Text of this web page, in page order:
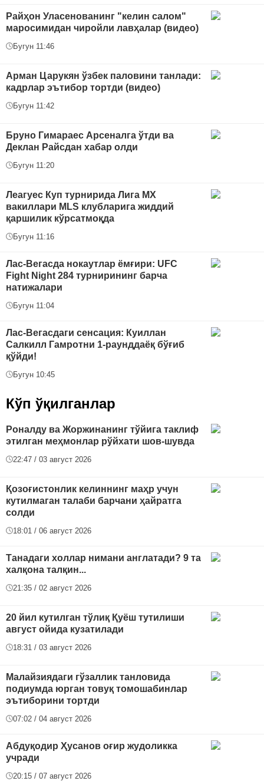
Райҳон Уласенованинг "келин салом"
маросимидан чиройли лавҳалар (видео)
Бугун 11:46
Арман Царукян ўзбек паловини танлади:
кадрлар эътибор тортди (видео)
Бугун 11:42
Бруно Гимараес Арсеналга ўтди ва
Деклан Райсдан хабар олди
Бугун 11:20
Леагуес Куп турнирида Лига МХ
вакиллари MLS клубларига жиддий
қаршилик кўрсатмоқда
Бугун 11:16
Лас-Вегасда нокаутлар ёмғири: UFC
Fight Night 284 турнирининг барча
натижалари
Бугун 11:04
Лас-Вегасдаги сенсация: Куиллан
Салкилл Гамротни 1-раунддаёқ бўғиб
қўйди!
Бугун 10:45
Кўп ўқилганлар
Роналду ва Жоржинанинг тўйига таклиф
этилган меҳмонлар рўйхати шов-шувда
22:47 / 03 август 2026
Қозоғистонлик келиннинг маҳр учун
кутилмаган талаби барчани ҳайратга
солди
18:01 / 06 август 2026
Танадаги холлар нимани англатади? 9 та
халқона талқин...
21:35 / 02 август 2026
20 йил кутилган тўлиқ Қуёш тутилиши
август ойида кузатилади
18:31 / 03 август 2026
Малайзиядаги гўзаллик танловида
подиумда юрган товуқ томошабинлар
эътиборини тортди
07:02 / 04 август 2026
Абдуқодир Ҳусанов оғир жудоликка
учради
20:15 / 07 август 2026